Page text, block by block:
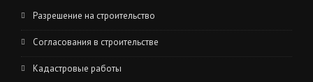
Разрешение на строительство
Согласования в строительстве
Кадастровые работы